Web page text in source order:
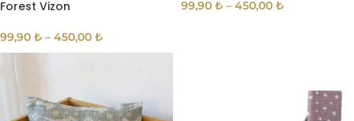
Forest Vizon
99,90 ₺ – 450,00 ₺
99,90 ₺ – 450,00 ₺